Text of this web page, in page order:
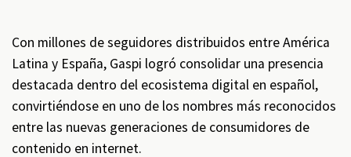
Con millones de seguidores distribuidos entre América
Latina y España, Gaspi logró consolidar una presencia
destacada dentro del ecosistema digital en español,
convirtiéndose en uno de los nombres más reconocidos
entre las nuevas generaciones de consumidores de
contenido en internet.